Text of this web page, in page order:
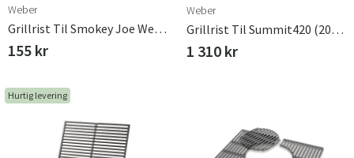
Weber
Grillrist Til Smokey Joe Weber
155 kr
Weber
Grillrist Til Summit420 (2007–) Rustfrit Stål
1 310 kr
Hurtig levering